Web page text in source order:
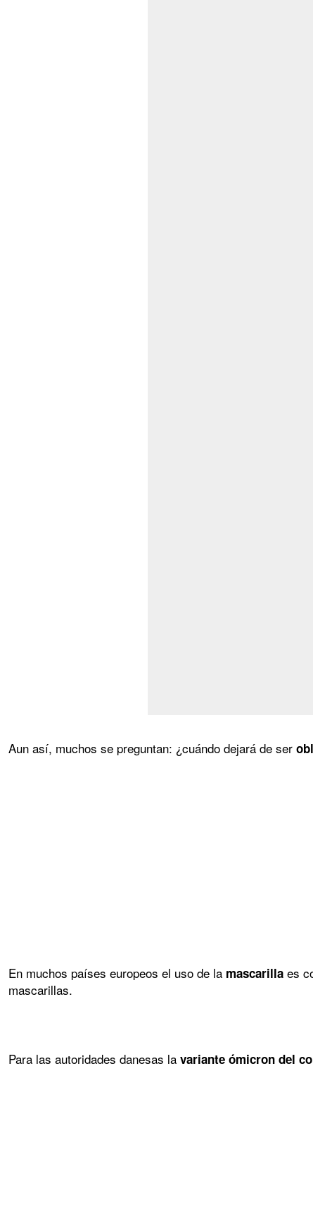
Aun así, muchos se preguntan: ¿cuándo dejará de ser
En muchos países europeos el uso de la mascarilla es
mascarillas.
Para las autoridades danesas la variante ómicron del